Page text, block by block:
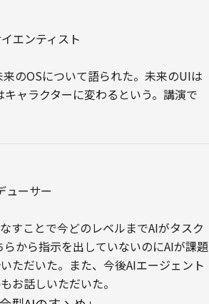
エンティスト
のOSについて語られた。未来のUIは
ャラクターに変わるという。講演で
ューサー
すことで今どのレベルまでAIがタスク
から指示を出していないのにAIが課題
ただいた。また、今後AIエージェント
お話しいただいた。